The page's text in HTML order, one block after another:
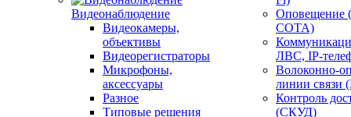
Видеонаблюдение
Видеокамеры,
объективы
Видеорегистраторы
Микрофоны,
аксессуары
Разное
Типовые решения
СОТА)
ЛВС, IP-
Волоконно-
линии
Контроль
(СКУД)